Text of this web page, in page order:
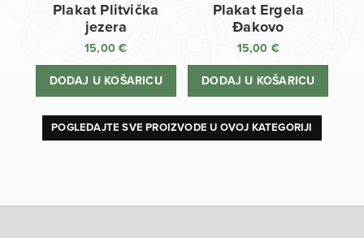
Plakat Plitvička
jezera
15,00€
DODAJ U KOŠARICU
Plakat Ergela
Đakovo
15,00 €
DODAJ U KOŠARICU
POGLEDAJTE SVE PROIZVODE U OVOJ KATEGORIJI